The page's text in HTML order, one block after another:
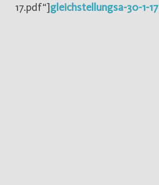
17.pdf“]gleichstellungsa-30-1-17